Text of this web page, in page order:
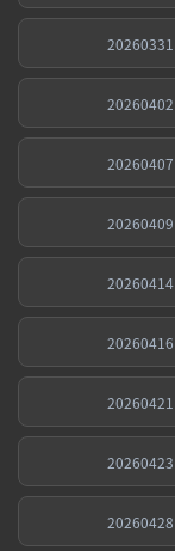
20260331
20260402
20260407
20260409
20260414
20260416
20260421
20260423
20260428